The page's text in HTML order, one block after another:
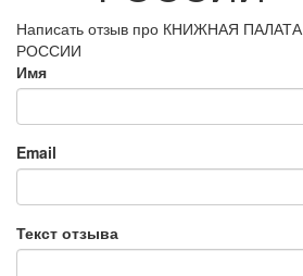
Написать отзыв про КНИЖНАЯ ПАЛАТА
РОССИИ
Имя
Email
Текст отзыва